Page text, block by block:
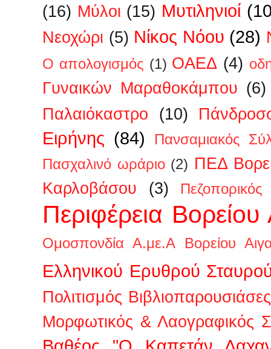
(16) Μύλοι (15) Μυτιληνιοί
Νεοχώρι (5) Νίκος Νόου (28)
Ο απολογισμός (1) ΟΑΕΔ (4)
Γυναικών Μαραθοκάμπου (6)
Παλαιόκαστρο
(10)
Ειρήνης (84)
Πανσαμιακός
Πασχαλινό ωράριο (2) ΠΕΔ
Καρλοβάσου
(3)
Περιφέρεια Βορείου
Ομοσπονδία Α.με.Α Βορείου
Ελληνικού Ερυθρού
Πολιτισμός Βιβλιοπαρουσιάσες
Μορφωτικός & Λαογραφικός